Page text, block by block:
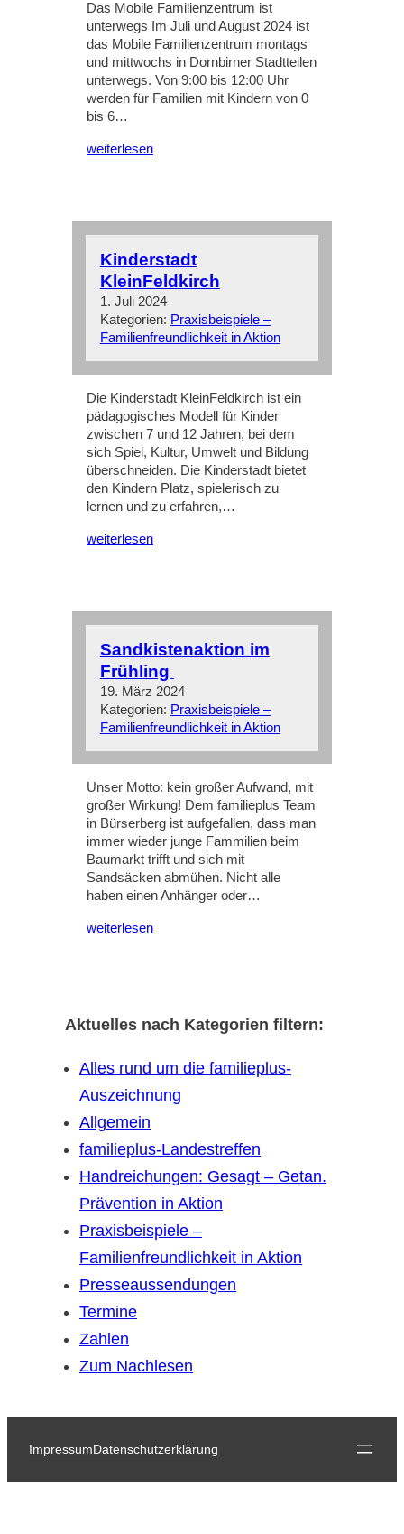
Das Mobile Familienzentrum ist
unterwegs Im Juli und August 2024 ist
das Mobile Familienzentrum montags
und mittwochs in Dornbirner Stadtteilen
unterwegs. Von 9:00 bis 12:00 Uhr
werden für Familien mit Kindern von 0
bis 6…
weiterlesen
Kinderstadt
KleinFeldkirch
1. Juli 2024
Kategorien: Praxisbeispiele –
Familienfreundlichkeit in Aktion
Die Kinderstadt KleinFeldkirch ist ein
pädagogisches Modell für Kinder
zwischen 7 und 12 Jahren, bei dem
sich Spiel, Kultur, Umwelt und Bildung
überschneiden. Die Kinderstadt bietet
den Kindern Platz, spielerisch zu
lernen und zu erfahren,…
weiterlesen
Sandkistenaktion im
Frühling
19. März 2024
Kategorien: Praxisbeispiele –
Familienfreundlichkeit in Aktion
Unser Motto: kein großer Aufwand, mit
großer Wirkung! Dem familieplus Team
in Bürserberg ist aufgefallen, dass man
immer wieder junge Fammilien beim
Baumarkt trifft und sich mit
Sandsäcken abmühen. Nicht alle
haben einen Anhänger oder…
weiterlesen
Aktuelles nach Kategorien filtern:
Alles rund um die familieplus-
Auszeichnung
Allgemein
familieplus-Landestreffen
Handreichungen: Gesagt – Getan.
Prävention in Aktion
Praxisbeispiele –
Familienfreundlichkeit in Aktion
Presseaussendungen
Termine
Zahlen
Zum Nachlesen
ImpressumDatenschutzerklärung